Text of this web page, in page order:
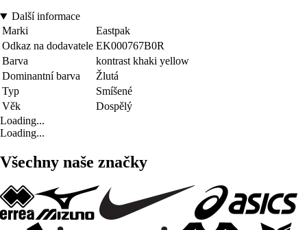
Další informace
Marki
Eastpak
Odkaz na dodavatele EK000767B0R
Barva
kontrast khaki yellow
Dominantní barva
Žlutá
Typ
Smíšené
Věk
Dospělý
Loading...
Loading...
Všechny naše značky